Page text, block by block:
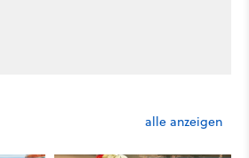
alle anzeigen